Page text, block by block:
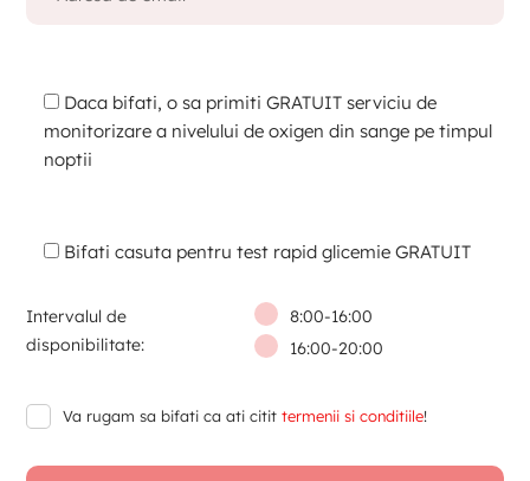
Daca bifati, o sa primiti GRATUIT serviciu de
monitorizare a nivelului de oxigen din sange pe timpul
noptii
Bifati casuta pentru test rapid glicemie GRATUIT
Intervalul de
disponibilitate:
8:00-16:00
16:00-20:00
Va rugam sa bifati ca ati citittermenii si conditiile!